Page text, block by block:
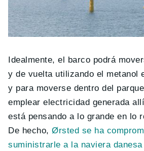
Idealmente, el barco podrá
y de vuelta utilizando el metanol
y para moverse dentro del
emplear electricidad generada
está pensando a lo grande en lo
De hecho,Ørsted se ha
suministrarle a la naviera